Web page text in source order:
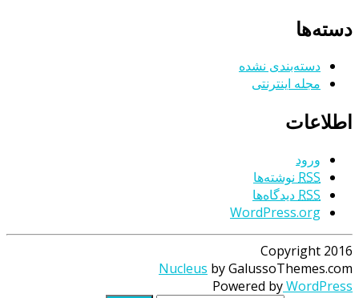
دسته‌ها
دسته‌بندی نشده
مجله اینترنتی
اطلاعات
ورود
RSS نوشته‌ها
RSS دیدگاه‌ها
WordPress.org
Copyright 2016
Nucleus by GalussoThemes.com
Powered byWordPress